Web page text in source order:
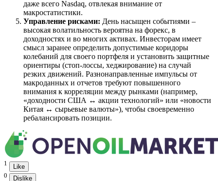
даже всего Nasdaq, отвлекая внимание от
макростатистики.
Управление рисками: День насыщен событиями –
высокая волатильность вероятна на форекс, в
доходностях и во многих активах. Инвесторам имеет
смысл заранее определить допустимые коридоры
колебаний для своего портфеля и установить защитные
ориентиры (стоп-лоссы, хеджирование) на случай
резких движений. Разнонаправленные импульсы от
макроданных и отчетов требуют повышенного
внимания к корреляции между рынками (например,
«доходности США ↔ акции технологий» или «новости
Китая ↔ сырьевые валюты»), чтобы своевременно
ребалансировать позиции.
1
Like
0
Dislike